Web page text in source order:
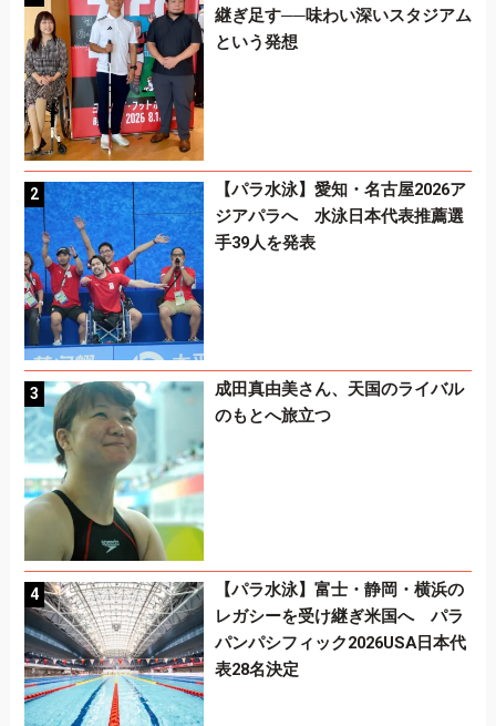
継ぎ足す──味わい深いスタジアム
という発想
【パラ水泳】愛知・名古屋2026ア
ジアパラへ 水泳日本代表推薦選
手39人を発表
成田真由美さん、天国のライバル
のもとへ旅立つ
【パラ水泳】富士・静岡・横浜の
レガシーを受け継ぎ米国へ パラ
パンパシフィック2026USA日本代
表28名決定